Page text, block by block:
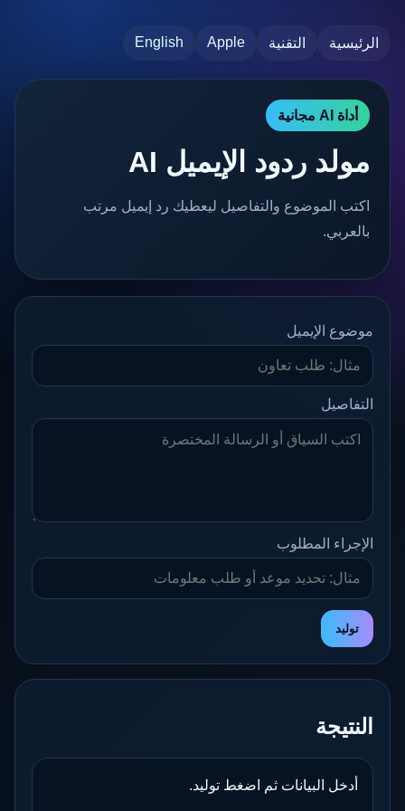
الرئيسية التقنية Apple
English
أداة AI مجانية
مولد ردود الإيميل AI
اكتب الموضوع والتفاصيل ليعطيك رد إيميل مرتب
بالعربي.
موضوع الإيميل
التفاصيل
الإجراء المطلوب
توليد
النتيجة
أدخل البيانات ثم اضغط توليد.